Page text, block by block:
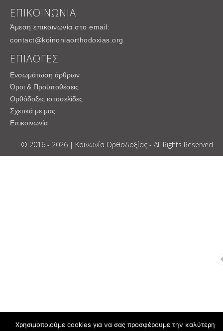
ΕΠΙΚΟΙΝΩΝΙΑ
Άμεση επικοινωνία στο email:
contact@koinoniaorthodoxias.org
ΕΠΙΛΟΓΕΣ
Ενσωμάτωση άρθρων
Όροι & Προϋποθέσεις
Ορθόδοξες ιστοσελίδες
Σχετικά με μας
Επικοινωνία
© 2016 - 2026 | Κοινωνία Ορθοδοξίας - All Rights Reserved
Χρησιμοποιούμε cookies για να σας προσφέρουμε την καλύτερη